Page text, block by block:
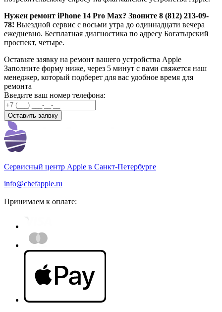
Нужен ремонт iPhone 14 Pro Max? Звоните 8 (812) 213-09-
78! Выездной сервис с восьми утра до одиннадцати вечера
ежедневно. Бесплатная диагностика по адресу Богатырский
проспект, четыре.
Оставьте заявку на ремонт вашего устройства Apple
Заполните форму ниже, через 5 минут с вами свяжется наш
менеджер, который подберет для вас удобное время для
ремонта
Введите ваш номер телефона:
Оставить заявку
Сервисный центр Apple в Санкт-Петербурге
info@chefapple.ru
Принимаем к оплате: